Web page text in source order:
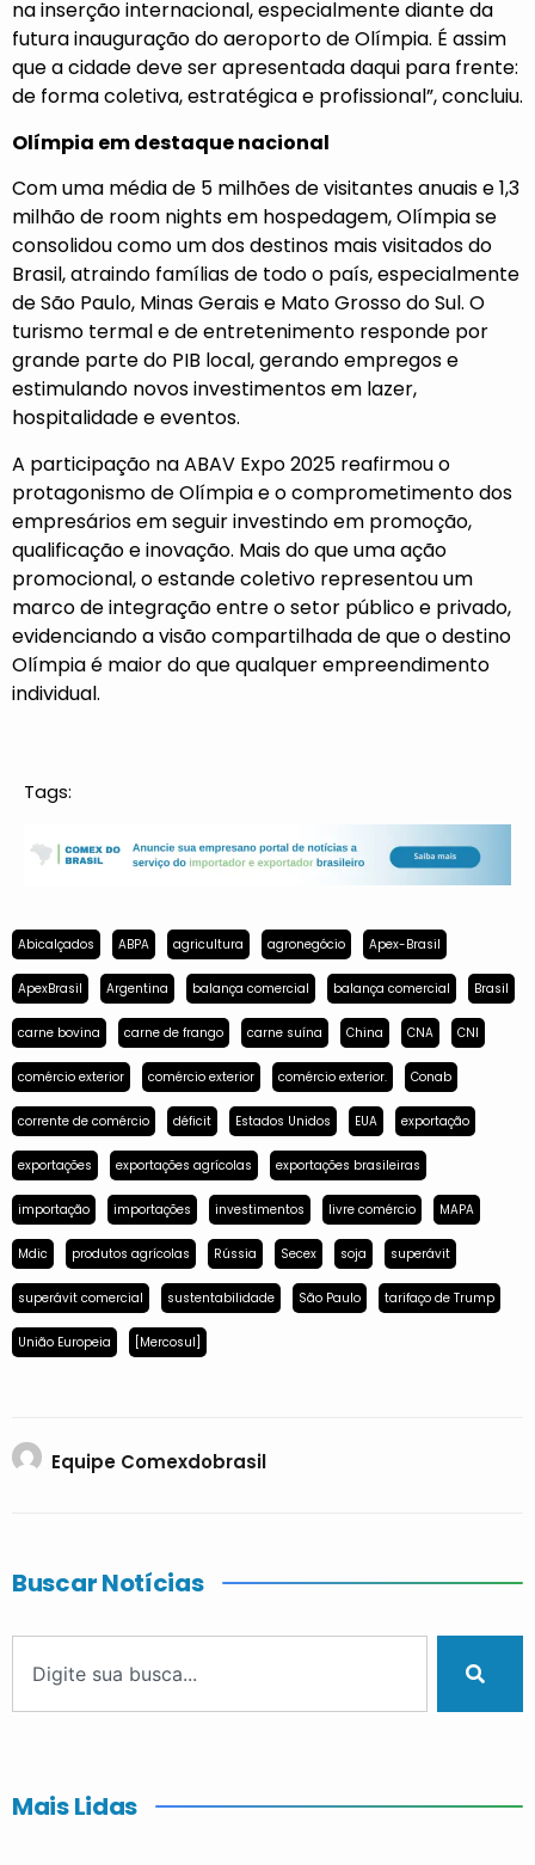
na inserção internacional, especialmente diante da
futura inauguração do aeroporto de Olímpia. É assim
que a cidade deve ser apresentada daqui para frente:
de forma coletiva, estratégica e profissional”, concluiu.
Olímpia em destaque nacional
Com uma média de 5 milhões de visitantes anuais e 1,3
milhão de room nights em hospedagem, Olímpia se
consolidou como um dos destinos mais visitados do
Brasil, atraindo famílias de todo o país, especialmente
de São Paulo, Minas Gerais e Mato Grosso do Sul. O
turismo termal e de entretenimento responde por
grande parte do PIB local, gerando empregos e
estimulando novos investimentos em lazer,
hospitalidade e eventos.
A participação na ABAV Expo 2025 reafirmou o
protagonismo de Olímpia e o comprometimento dos
empresários em seguir investindo em promoção,
qualificação e inovação. Mais do que uma ação
promocional, o estande coletivo representou um
marco de integração entre o setor público e privado,
evidenciando a visão compartilhada de que o destino
Olímpia é maior do que qualquer empreendimento
individual.
Tags:
Abicalçados ABPA agricultura agronegócio Apex-Brasil
ApexBrasil Argentina balança comercial balança comercial Brasil
carne bovina carne de frango carne suína China CNA CNI
comércio exterior comércio exterior comércio exterior. Conab
corrente de comércio déficit Estados Unidos EUA exportação
exportações exportações agrícolas exportações brasileiras
importação importações investimentos livre comércio MAPA
Mdic produtos agrícolas Rússia Secex soja superávit
superávit comercial sustentabilidade São Paulo tarifaço de Trump
União Europeia [Mercosul]
Equipe Comexdobrasil
Buscar Notícias
Mais Lidas